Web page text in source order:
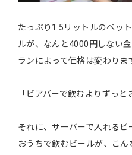
たっぷり1.5リットルのペッ
ルが、なんと4000円しない
ランによって価格は変わりま
「ビアバーで飲むよりずっと
それに、サーバーで入れるビ
おうちで飲むビールが、こ